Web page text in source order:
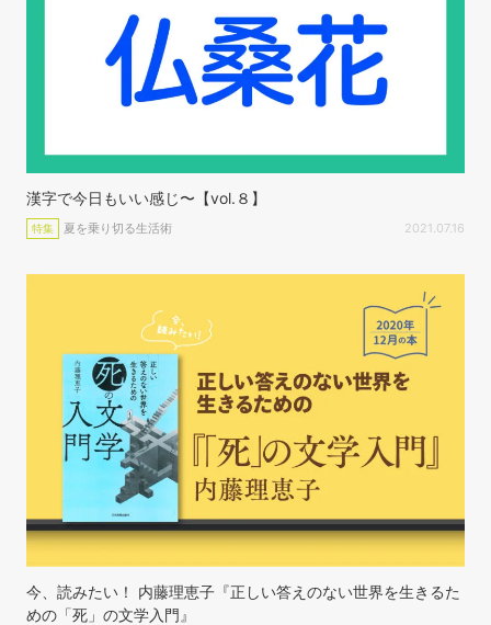
漢字で今日もいい感じ〜【vol.８】
特集 夏を乗り切る生活術 2021.07.16
今、読みたい！ 内藤理恵子『正しい答えのない世界を生きるた
めの「死」の文学入門』